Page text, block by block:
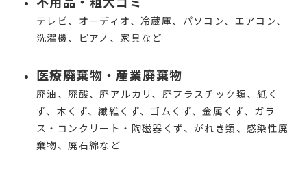
テレビ、オーディオ、冷蔵庫、パソコン、エアコン、
洗濯機、ピアノ、家具など
医療廃棄物・産業廃棄物
廃油、廃酸、廃アルカリ、廃プラスチック類、紙く
ず、木くず、繊維くず、ゴムくず、金属くず、ガラ
ス・コンクリート・陶磁器くず、がれき類、感染性廃
棄物、廃石綿など